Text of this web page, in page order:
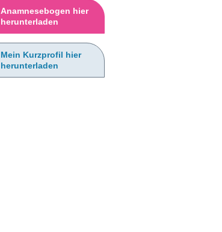
Anamnesebogen hier
herunterladen
Mein Kurzprofil hier
herunterladen